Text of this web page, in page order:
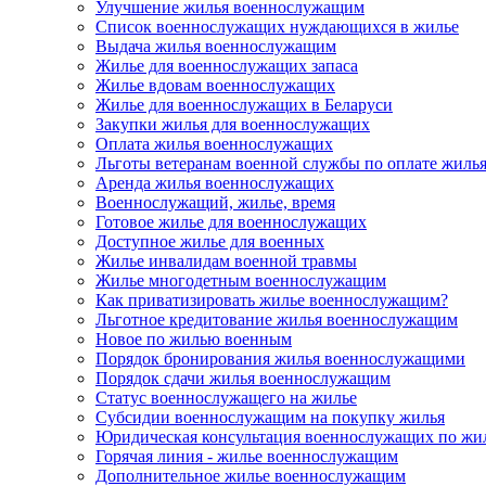
Улучшение жилья военнослужащим
Список военнослужащих нуждающихся в жилье
Выдача жилья военнослужащим
Жилье для военнослужащих запаса
Жилье вдовам военнослужащих
Жилье для военнослужащих в Беларуси
Закупки жилья для военнослужащих
Оплата жилья военнослужащих
Льготы ветеранам военной службы по оплате жилья
Аренда жилья военнослужащих
Военнослужащий, жилье, время
Готовое жилье для военнослужащих
Доступное жилье для военных
Жилье инвалидам военной травмы
Жилье многодетным военнослужащим
Как приватизировать жилье военнослужащим?
Льготное кредитование жилья военнослужащим
Новое по жилью военным
Порядок бронирования жилья военнослужащими
Порядок сдачи жилья военнослужащим
Статус военнослужащего на жилье
Субсидии военнослужащим на покупку жилья
Юридическая консультация военнослужащих по
Горячая линия - жилье военнослужащим
Дополнительное жилье военнослужащим